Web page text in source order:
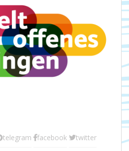
telegram facebook twitter